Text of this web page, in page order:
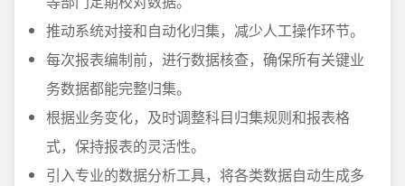
推动系统对接和自动化归集，减少人工操作环节。
每次报表编制前，进行数据核查，确保所有关键业
务数据都能完整归集。
根据业务变化，及时调整科目归集规则和报表格
式，保持报表的灵活性。
引入专业的数据分析工具，将各类数据自动生成多